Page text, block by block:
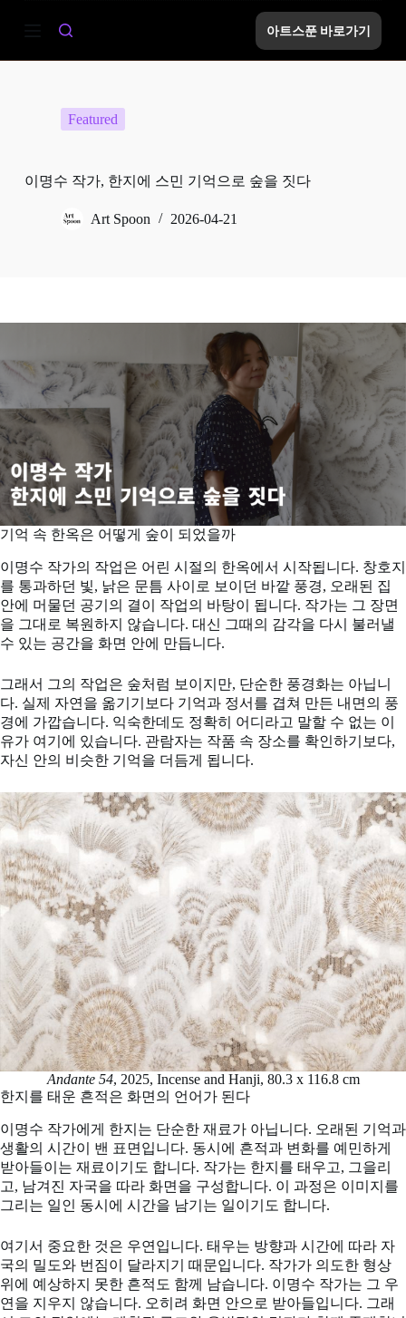
p
아트스푼 바로가기
Featured
이명수 작가, 한지에 스민 기억으로 숲을 짓다
Art Spoon 2026-04-21
기억 속 한옥은 어떻게 숲이 되었을까
이명수 작가의 작업은 어린 시절의 한옥에서 시작됩니다. 창호지
를 통과하던 빛, 낡은 문틈 사이로 보이던 바깥 풍경, 오래된 집
안에 머물던 공기의 결이 작업의 바탕이 됩니다. 작가는 그 장면
을 그대로 복원하지 않습니다. 대신 그때의 감각을 다시 불러낼
수 있는 공간을 화면 안에 만듭니다.
그래서 그의 작업은 숲처럼 보이지만, 단순한 풍경화는 아닙니
다. 실제 자연을 옮기기보다 기억과 정서를 겹쳐 만든 내면의 풍
경에 가깝습니다. 익숙한데도 정확히 어디라고 말할 수 없는 이
유가 여기에 있습니다. 관람자는 작품 속 장소를 확인하기보다,
자신 안의 비슷한 기억을 더듬게 됩니다.
Andante 54, 2025, Incense and Hanji, 80.3 x 116.8 cm
한지를 태운 흔적은 화면의 언어가 된다
이명수 작가에게 한지는 단순한 재료가 아닙니다. 오래된 기억과
생활의 시간이 밴 표면입니다. 동시에 흔적과 변화를 예민하게
받아들이는 재료이기도 합니다. 작가는 한지를 태우고, 그을리
고, 남겨진 자국을 따라 화면을 구성합니다. 이 과정은 이미지를
그리는 일인 동시에 시간을 남기는 일이기도 합니다.
여기서 중요한 것은 우연입니다. 태우는 방향과 시간에 따라 자
국의 밀도와 번짐이 달라지기 때문입니다. 작가가 의도한 형상
위에 예상하지 못한 흔적도 함께 남습니다. 이명수 작가는 그 우
연을 지우지 않습니다. 오히려 화면 안으로 받아들입니다. 그래